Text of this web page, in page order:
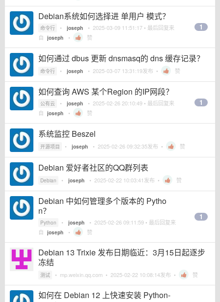
Debian系统如何选择进 单用户 模式？
命令行 • joseph • 2025-03-09 11:51:17 • 最后回复来
自 joseph • 赞
1
如何通过 dbus 更新 dnsmasq的 dns 缓存记录？
命令行 • joseph • 2025-03-07 13:31:19发布 • 赞
如何查询 AWS 某个Region 的IP网段？
公有云 • joseph • 2025-02-26 20:10:49 • 最后回复来
自 joseph • 赞
1
系统监控 Beszel
开源项目 • joseph • 2025-02-26 09:32:35发布 • 赞
Debian 爱好者社区的QQ群列表
Debian • joseph • 2025-02-22 10:03:41发布 • 赞
Debian 中如何管理多个版本的 Pytho
n？
Python • joseph • 2025-02-26 09:11:59 • 最后回复来
自 joseph • 赞
1
Debian 13 Trixie 发布日期临近：3月15日起逐步
冻结
测试 • mp.weixin.qq.com • 2025-02-22 10:08:14发布 • 赞
如何在 Debian 12 上快速安装 Python-